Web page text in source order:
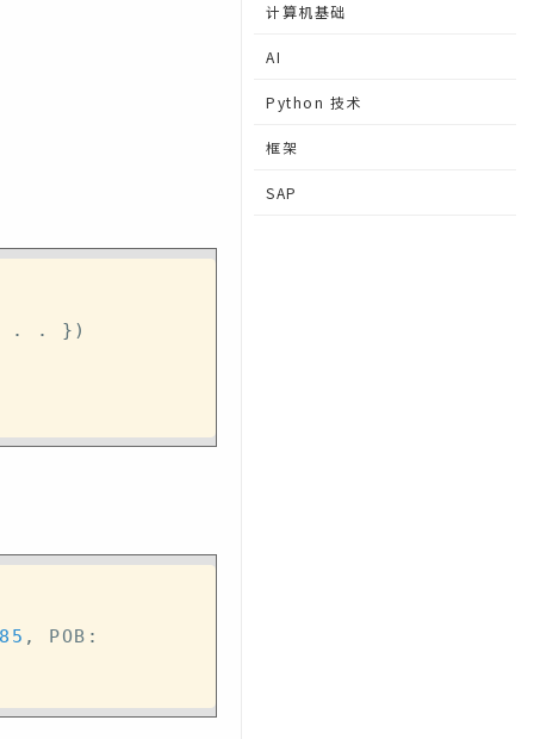
. . } )
, POB :
计算机基础
AI
Python 技术
框架
SAP